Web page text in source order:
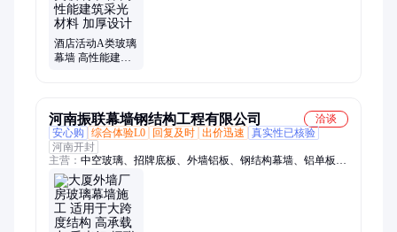
酒店活动A类玻璃
幕墙 高性能建筑
河南振联幕墙钢结构工程有限公司
洽谈
安心购
综合体验L0 回复及时 出价迅速
真实性已核验
河南开封
主营： 中空玻璃、招牌底板、外墙铝板、钢结构幕墙、铝单板幕
墙、玻璃幕墙、双层幕墙、建筑幕墙、玻璃幕墙施工、幕墙吊
顶、幕墙施工、铝板幕墙、专业幕墙、石材幕墙、建筑幕墙工
程、不锈钢风铃幕墙、振联幕墙、墙体装饰、防火玻璃、夹胶钢
化玻璃、吊顶铝板包柱、镂空铝板